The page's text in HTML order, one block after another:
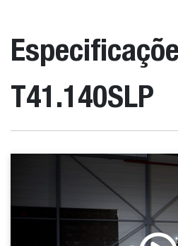
T41.140SLP